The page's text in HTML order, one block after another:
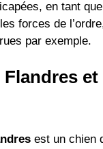
en tant
forces de
par exemple.
est un chien